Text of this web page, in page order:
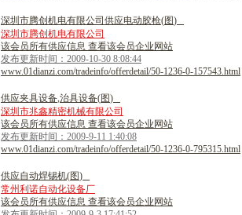
深圳 市腾创 机电有限公司 供应电动胶枪(图)
深圳市腾创机电有限公司
该会员所有供应信息 查看该会员企业网站
发布更新时间：2009-10-30 8:08:44
www.01dianzi.com/tradeinfo/offerdetail/50-1236-0-157543.html
供应夹具设备,治具设备(图)
深圳市兆鑫精密机械有限公司
该会员所有供应信息 查看该会员企业网站
发布更新时间：2009-9-11 1:40:08
www.01dianzi.com/tradeinfo/offerdetail/50-1236-0-795315.html
供应自动焊锡机(图)
常州利诺自动化设备厂
该会员所有供应信息 查看该会员企业网站